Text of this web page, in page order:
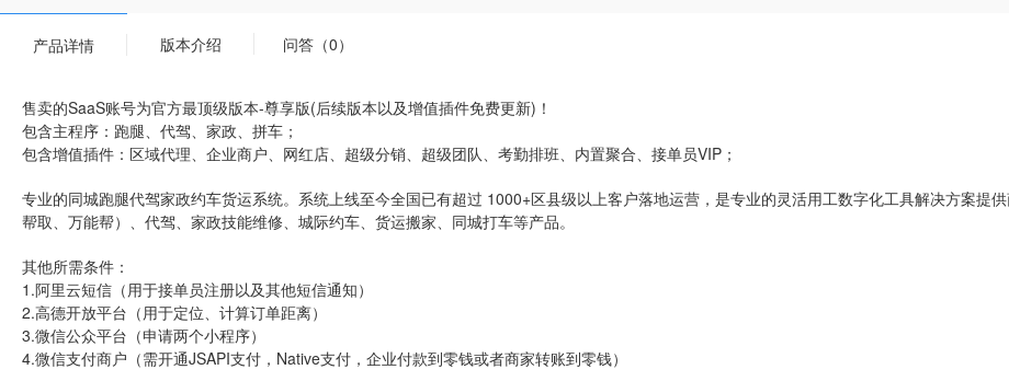
产品详情 版本介绍 问答（0）
售卖的SaaS账号为官方最顶级版本-尊享版(后续版本以及增值插件免费更新)！
包含主程序：跑腿、代驾、家政、拼车；
包含增值插件：区域代理、企业商户、网红店、超级分销、超级团队、考勤排班、内置聚合、接单员VIP；
专业的同城跑腿代驾家政约车货运系统。系统上线至今全国已有超过 1000+区县级以上客户落地运营，是专业的灵活用工数字化工具解决方案提供
帮取、万能帮）、代驾、家政技能维修、城际约车、货运搬家、同城打车等产品。
其他所需条件：
1.阿里云短信（用于接单员注册以及其他短信通知）
2.高德开放平台（用于定位、计算订单距离）
3.微信公众平台（申请两个小程序）
4.微信支付商户（需开通JSAPI支付，Native支付，企业付款到零钱或者商家转账到零钱）